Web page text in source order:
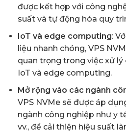
được kết hợp với công
suất và tự động hóa quy
IoT và edge computing:
liệu nhanh chóng, VPS
quan trọng trong việc xử
IoT và edge computing.
Mở rộng vào các ngành
VPS NVMe sẽ được áp
ngành công nghiệp như y
vv., để cải thiện hiệu suất